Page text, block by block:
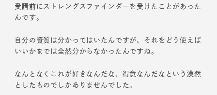
受講前にストレングスファインダーを受けたことがあった
んです。
自分の資質は分かってはいたんですが、それをどう使えば
いいかまでは全然分からなかったんですね。
なんとなくこれが好きなんだな、得意なんだなという漠然
としたものでしかありませんでした。